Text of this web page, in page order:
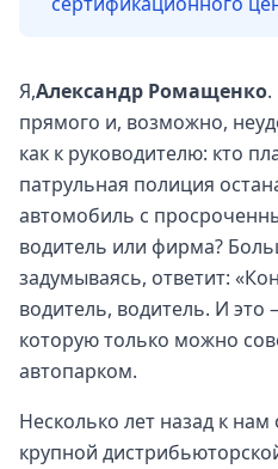
Я,Александр Ромащенко
прямого и, возможно,
как к руководителю: кто
патрульная полиция
автомобиль с
водитель или фирма?
задумываясь, ответит:
водитель, водитель. И это
которую только можно
автопарком.
Несколько лет назад к
крупной